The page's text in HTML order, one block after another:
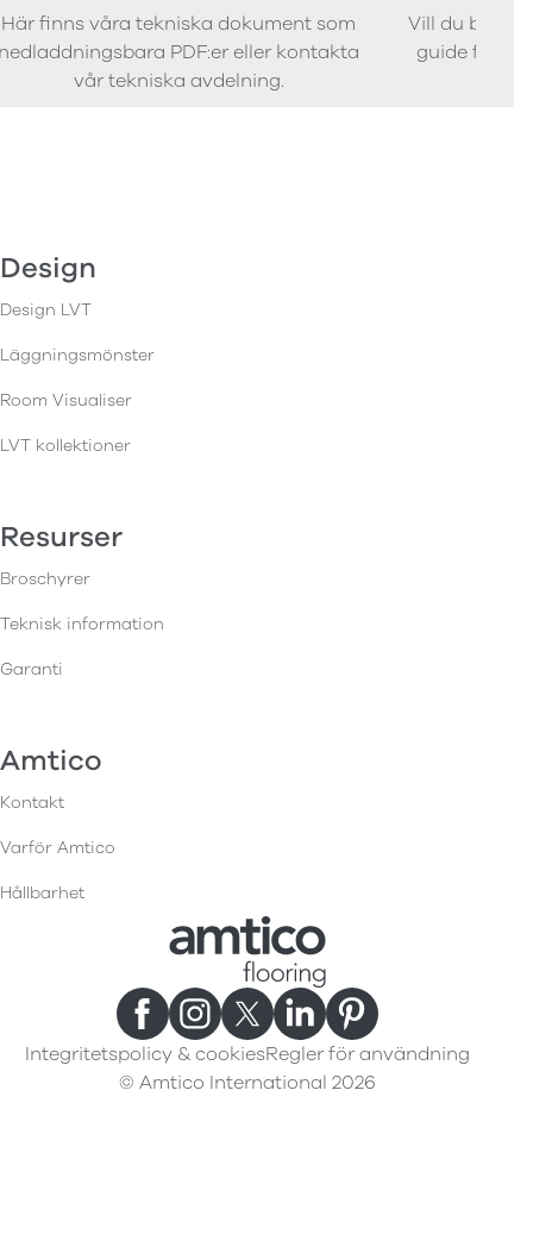
Här finns våra tekniska dokument som
PDF:er eller kontakta
vår tekniska avdelning.
Vill du
guide för
Design
Design LVT
Läggningsmönster
Room Visualiser
LVT kollektioner
Resurser
Broschyrer
Teknisk information
Garanti
Amtico
Kontakt
Varför Amtico
Hållbarhet
Integritetspolicy & cookiesRegler för användning
© Amtico International 2026